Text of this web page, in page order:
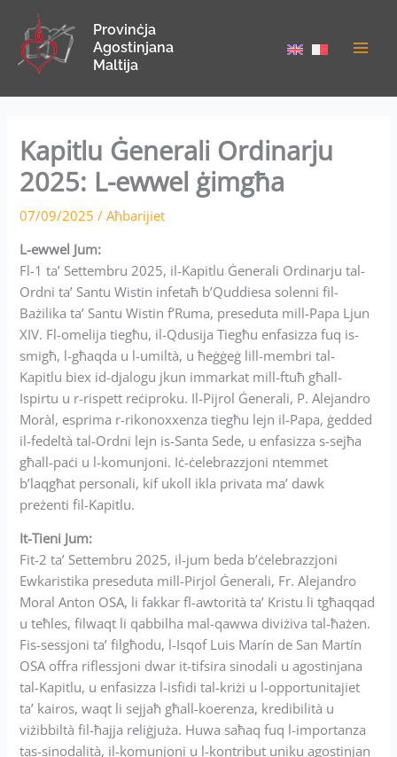
content
Provinċja
Agostinjana
Maltija
Kapitlu Ġenerali Ordinarju
2025: L-ewwel ġimgħa
07/09/2025/Aħbarijiet
L-ewwel Jum:
Fl-1 ta’ Settembru 2025, il-Kapitlu Ġenerali Ordinarju tal-
Ordni ta’ Santu Wistin infetaħ b’Quddiesa solenni fil-
Bażilika ta’ Santu Wistin f’Ruma, preseduta mill-Papa Ljun
XIV. Fl-omelija tiegħu, il-Qdusija Tiegħu enfasizza fuq is-
smigħ, l-għaqda u l-umiltà, u ħeġġeġ lill-membri tal-
Kapitlu biex id-djalogu jkun immarkat mill-ftuħ għall-
Ispirtu u r-rispett reċiproku. Il-Pijrol Ġenerali, P. Alejandro
Moràl, esprima r-rikonoxxenza tiegħu lejn il-Papa, ġedded
il-fedeltà tal-Ordni lejn is-Santa Sede, u enfasizza s-sejħa
għall-paċi u l-komunjoni. Iċ-ċelebrazzjoni ntemmet
b’laqgħat personali, kif ukoll ikla privata ma’ dawk
preżenti fil-Kapitlu.
It-Tieni Jum:
Fit-2 ta’ Settembru 2025, il-jum beda b’ċelebrazzjoni
Ewkaristika preseduta mill-Pirjol Ġenerali, Fr. Alejandro
Moral Anton OSA, li fakkar fl-awtorità ta’ Kristu li tgħaqqad
u teħles, filwaqt li qabbilha mal-qawwa diviżiva tal-ħażen.
Fis-sessjoni ta’ filgħodu, l-Isqof Luis Marín de San Martín
OSA offra riflessjoni dwar it-tifsira sinodali u agostinjana
tal-Kapitlu, u enfasizza l-isfidi tal-kriżi u l-opportunitajiet
ta’ kairos, waqt li sejjaħ għall-koerenza, kredibilità u
viżibbiltà fil-ħajja reliġjuża. Huwa saħaq fuq l-importanza
tas-sinodalità, il-komunjoni u l-kontribut uniku agostinjan